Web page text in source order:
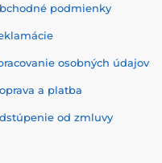
podmienky
osobných údajov
a platba
od zmluvy